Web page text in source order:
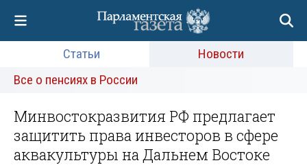
Статьи
Новости
Все о пенсиях в России
Минвостокразвития РФ предлагает
защитить права инвесторов в сфере
аквакультуры на Дальнем Востоке